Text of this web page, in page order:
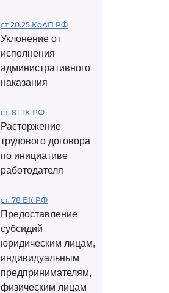
ст 20.25 КоАП РФ
Уклонение от
исполнения
административного
наказания
ст. 81 ТК РФ
Расторжение
трудового договора
по инициативе
работодателя
ст. 78 БК РФ
Предоставление
субсидий
юридическим лицам,
индивидуальным
предпринимателям,
физическим лицам